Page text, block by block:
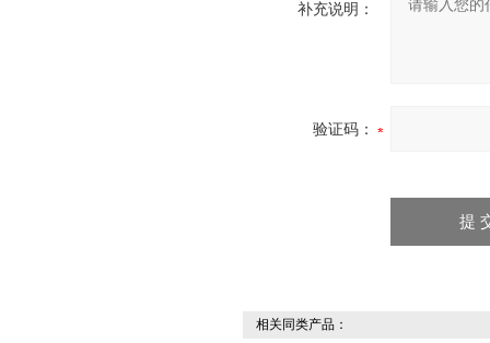
补充说明：
验证码：
相关同类产品：